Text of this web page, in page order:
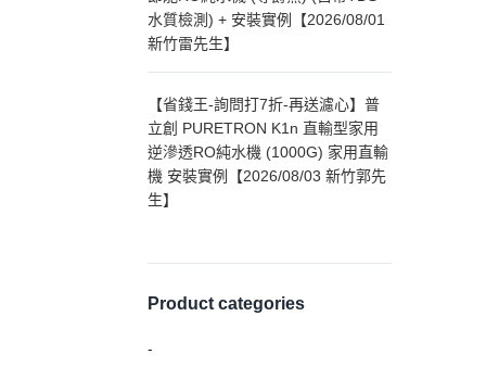
水質檢測) + 安裝實例【2026/08/01
新竹雷先生】
【省錢王-詢問打7折-再送濾心】普
立創 PURETRON K1n 直輸型家用
逆滲透RO純水機 (1000G) 家用直輸
機 安裝實例【2026/08/03 新竹郭先
生】
Product categories
-